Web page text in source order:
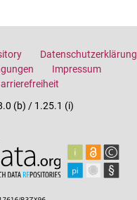
Datenschutzerklärung
Impressum
(b) / 1.25.1 (i)